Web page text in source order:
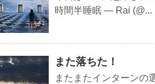
時間半睡眠 — Rai (@...
また落ちた！
またまたインターンの